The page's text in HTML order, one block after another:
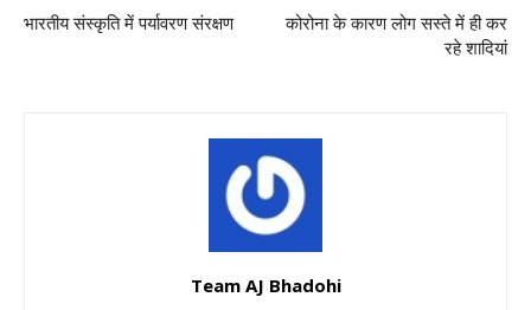
भारतीय संस्कृति में पर्यावरण संरक्षण
कोरोना के कारण लोग सस्ते में ही कर
रहे शादियां
Team AJ Bhadohi